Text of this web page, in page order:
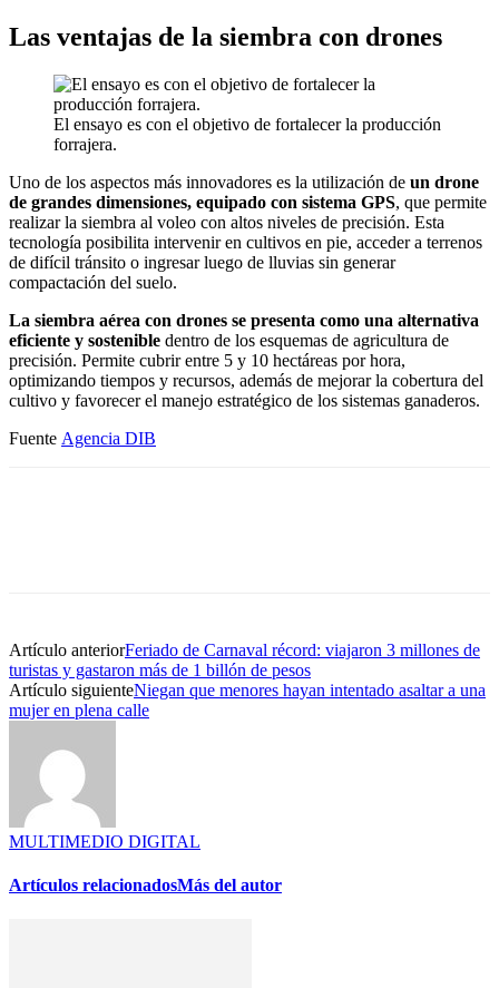
Las ventajas de la siembra con drones
El ensayo es con el objetivo de fortalecer la producción
forrajera.
Uno de los aspectos más innovadores es la utilización de un drone
de grandes dimensiones, equipado con sistema GPS, que permite
realizar la siembra al voleo con altos niveles de precisión. Esta
tecnología posibilita intervenir en cultivos en pie, acceder a terrenos
de difícil tránsito o ingresar luego de lluvias sin generar
compactación del suelo.
La siembra aérea con drones se presenta como una alternativa
eficiente y sostenible dentro de los esquemas de agricultura de
precisión. Permite cubrir entre 5 y 10 hectáreas por hora,
optimizando tiempos y recursos, además de mejorar la cobertura del
cultivo y favorecer el manejo estratégico de los sistemas ganaderos.
Fuente Agencia DIB
Artículo anteriorFeriado de Carnaval récord: viajaron 3 millones de
turistas y gastaron más de 1 billón de pesos
Artículo siguienteNiegan que menores hayan intentado asaltar a una
mujer en plena calle
MULTIMEDIO DIGITAL
Artículos relacionadosMás del autor